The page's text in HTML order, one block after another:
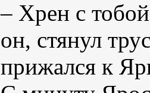
– Хрен с
он, стянул
прижался к